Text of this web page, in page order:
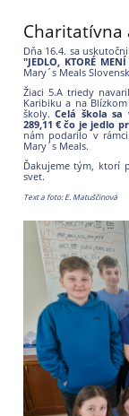
Charitatívna
Dňa 16.4. sa
"JEDLO, KTORÉ
Mary´s Meals
Žiaci 5.A triedy
Karibiku a na
školy.Celá škola sa
289,11 € čo je jedlo
nám podarilo v
Mary´s Meals.
Ďakujeme tým, ktorí
svet.
Text a foto: E. Matuščinová